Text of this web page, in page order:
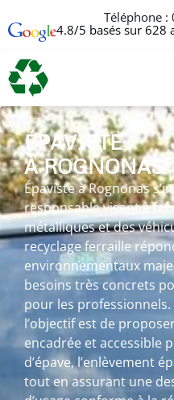
Téléphone :
4.8/5 basés sur 628
ÉPAVISTE
À ROGNONAS
Épaviste à Rognonas
responsable visant à
métalliques et des
recyclage ferraille
environnementaux
besoins très concrets
pour les professionnels.
l’objectif est de
encadrée et accessible
d’épave, l’enlèvement
tout en assurant une